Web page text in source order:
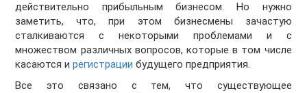
действительно прибыльным бизнесом. Но нужно
заметить, что, при этом бизнесмены зачастую
сталкиваются с некоторыми проблемами и с
множеством различных вопросов, которые в том числе
касаются ирегистрации будущего предприятия.
Все это связано с тем, что существующее